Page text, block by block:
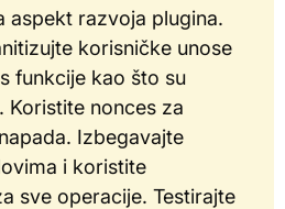
aspekt razvoja plugina.
korisničke unose
funkcije kao što su
Koristite nonces za
Izbegavajte
i koristite
sve operacije. Testirajte